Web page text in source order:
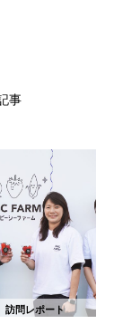
事
訪問レポート